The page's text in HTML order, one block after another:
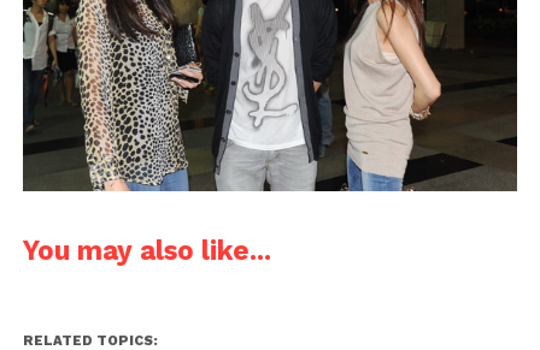
You may also like...
RELATED TOPICS: